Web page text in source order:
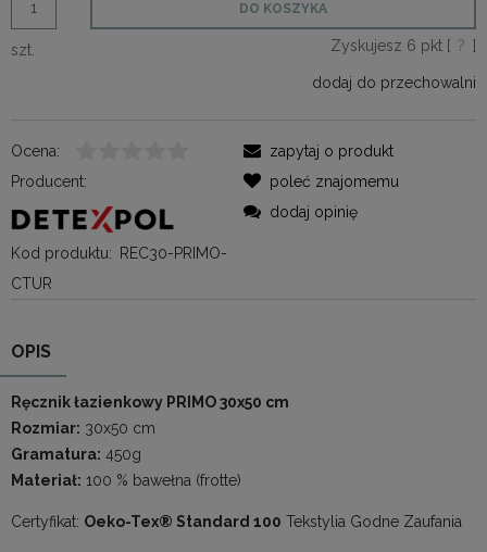
szt.
DO KOSZYKA
Zyskujesz 6 pkt [ ? ]
dodaj do przechowalni
Ocena:
Producent:
Kod produktu:
REC30-PRIMO-
CTUR
zapytaj o produkt
poleć znajomemu
dodaj opinię
OPIS
Ręcznik łazienkowy PRIMO 30x50 cm
Rozmiar: 30x50 cm
Gramatura: 450g
Materiał: 100 % bawełna (frotte)
Certyfikat: Oeko-Tex® Standard 100 Tekstylia Godne Zaufania